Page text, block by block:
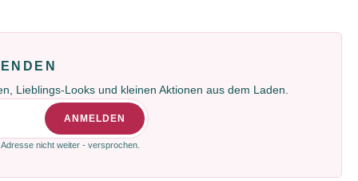
Lieblings-Looks und kleinen Aktionen aus dem Laden.
ANMELDEN
nicht weiter - versprochen.